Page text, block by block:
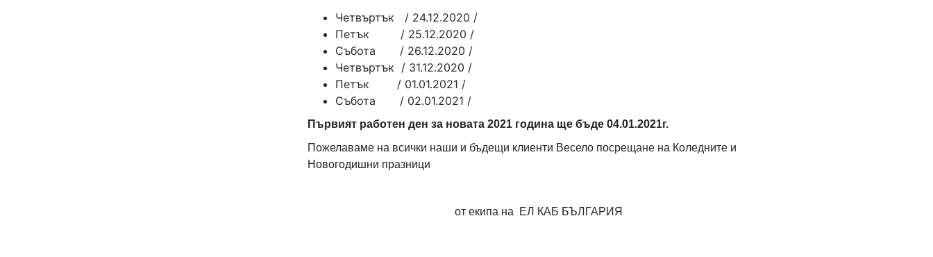
Четвъртък / 24.12.2020 /
Петък / 25.12.2020 /
Събота / 26.12.2020 /
Четвъртък / 31.12.2020 /
Петък / 01.01.2021 /
Събота / 02.01.2021 /
Първият работен ден за новата 2021 година ще бъде 04.01.2021г.
Пожелаваме на всички наши и бъдещи клиенти Весело посрещане на Коледните и
Новогодишни празници
от екипа на ЕЛ КАБ БЪЛГАРИЯ